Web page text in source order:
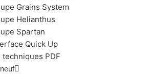
Grains System
Helianthus
Spartan
Quick Up
techniques PDF